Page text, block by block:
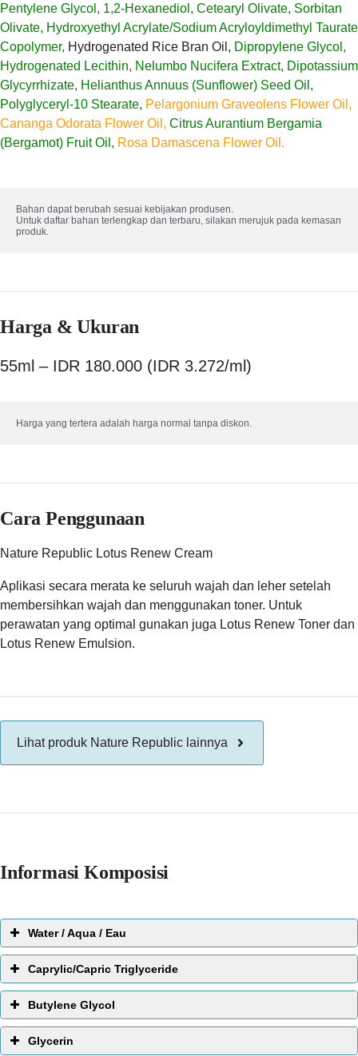
Pentylene Glycol, 1,2-Hexanediol, Cetearyl Olivate, Sorbitan
Olivate, Hydroxyethyl Acrylate/Sodium Acryloyldimethyl Taurate
Copolymer, Hydrogenated Rice Bran Oil, Dipropylene Glycol,
Hydrogenated Lecithin, Nelumbo Nucifera Extract, Dipotassium
Glycyrrhizate, Helianthus Annuus (Sunflower) Seed Oil,
Polyglyceryl-10 Stearate, Pelargonium Graveolens Flower Oil,
Cananga Odorata Flower Oil, Citrus Aurantium Bergamia
(Bergamot) Fruit Oil, Rosa Damascena Flower Oil.
Bahan dapat berubah sesuai kebijakan produsen.
Untuk daftar bahan terlengkap dan terbaru, silakan merujuk pada kemasan
produk.
Harga & Ukuran
55ml – IDR 180.000 (IDR 3.272/ml)
Harga yang tertera adalah harga normal tanpa diskon.
Cara Penggunaan
Nature Republic Lotus Renew Cream
Aplikasi secara merata ke seluruh wajah dan leher setelah
membersihkan wajah dan menggunakan toner. Untuk
perawatan yang optimal gunakan juga Lotus Renew Toner dan
Lotus Renew Emulsion.
Lihat produk Nature Republic lainnya
Informasi Komposisi
Water / Aqua / Eau
EWG Score:
1
Bahan perawatan kulit yang paling umum dari semuanya.
Caprylic/Capric Triglyceride
Butylene Glycol
Glycerin